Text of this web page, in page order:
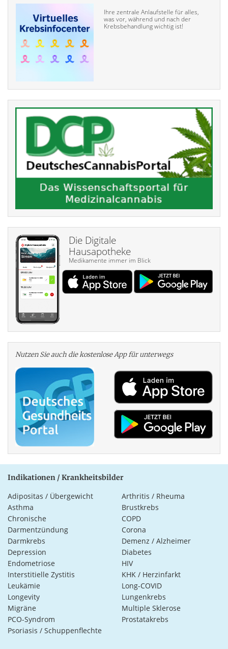
Ihre zentrale Anlaufstelle für alles,
was vor, während und nach der
Krebsbehandlung wichtig ist!
Die Digitale
Hausapotheke
Medikamente immer im Blick
Nutzen Sie auch die kosten­lose App für unterwegs
Indikationen / Krankheitsbilder
Adipositas / Übergewicht
Arthritis / Rheuma
Asthma
Brustkrebs
Chronische
Darmentzündung
COPD
Corona
Darmkrebs
Demenz / Alzheimer
Depression
Diabetes
Endometriose
HIV
Interstitielle Zystitis
KHK / Herzinfarkt
Leukämie
Long-COVID
Longevity
Lungenkrebs
Migräne
Multiple Sklerose
PCO-Syndrom
Prostatakrebs
Psoriasis / Schuppenflechte